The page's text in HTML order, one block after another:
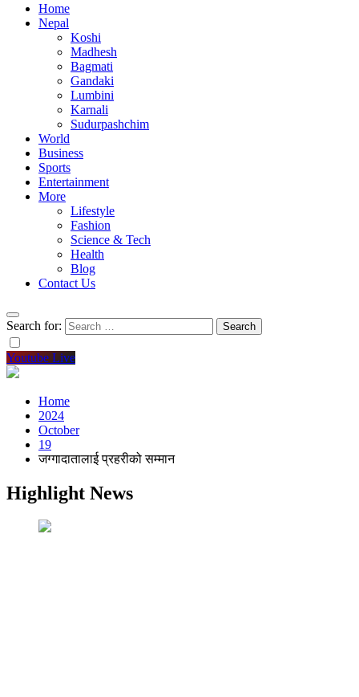
Home
Nepal
Koshi
Madhesh
Bagmati
Gandaki
Lumbini
Karnali
Sudurpashchim
World
Business
Sports
Entertainment
More
Lifestyle
Fashion
Science & Tech
Health
Blog
Contact Us
Search for:
Youtube Live
Home
2024
October
19
जग्गादातालाई प्रहरीको सम्मान
Highlight News